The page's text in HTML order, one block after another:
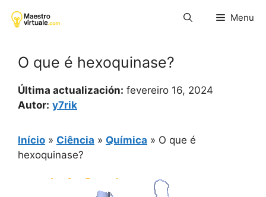
para
Menu
O que é hexoquinase?
Última actualización: fevereiro 16, 2024
Autor: y7rik
Início » Ciência » Química » O que é
hexoquinase?